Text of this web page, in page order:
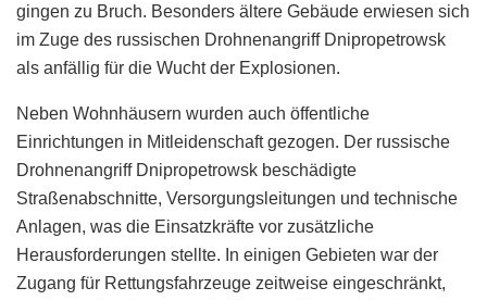
gingen zu Bruch. Besonders ältere Gebäude erwiesen sich
im Zuge des russischen Drohnenangriff Dnipropetrowsk
als anfällig für die Wucht der Explosionen.
Neben Wohnhäusern wurden auch öffentliche
Einrichtungen in Mitleidenschaft gezogen. Der russische
Drohnenangriff Dnipropetrowsk beschädigte
Straßenabschnitte, Versorgungsleitungen und technische
Anlagen, was die Einsatzkräfte vor zusätzliche
Herausforderungen stellte. In einigen Gebieten war der
Zugang für Rettungsfahrzeuge zeitweise eingeschränkt,